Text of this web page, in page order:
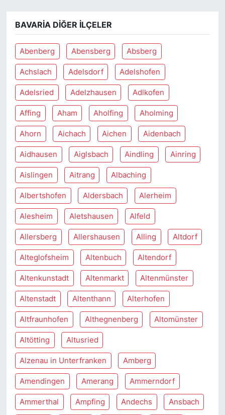
BAVARIA DIĞER İLÇELER
Abenberg Abensberg Absberg
Achslach Adelsdorf Adelshofen
Adelsried Adelzhausen Adlkofen
Affing Aham Aholfing Aholming
Ahorn Aichach Aichen Aidenbach
Aidhausen Aiglsbach Aindling Ainring
Aislingen Aitrang Albaching
Albertshofen Aldersbach Alerheim
Alesheim Aletshausen Alfeld
Allersberg Allershausen Alling Altdorf
Alteglofsheim Altenbuch Altendorf
Altenkunstadt Altenmarkt Altenmünster
Altenstadt Altenthann Alterhofen
Altfraunhofen Althegnenberg Altomünster
Altötting Altusried
Alzenau in Unterfranken Amberg
Amendingen Amerang Ammerndorf
Ammerthal Ampfing Andechs Ansbach